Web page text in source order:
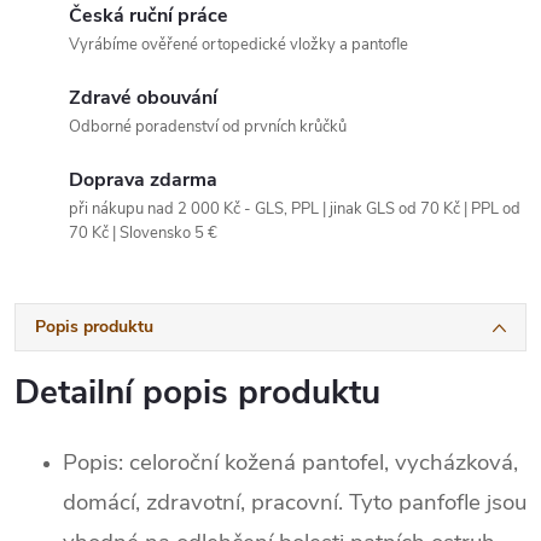
Česká ruční práce
Vyrábíme ověřené ortopedické vložky a pantofle
Zdravé obouvání
Odborné poradenství od prvních krůčků
Doprava zdarma
při nákupu nad 2 000 Kč - GLS, PPL | jinak GLS od 70 Kč | PPL od
70 Kč | Slovensko 5 €
Popis produktu
Detailní popis produktu
Popis: celoroční kožená pantofel, vycházková,
domácí, zdravotní, pracovní. Tyto panfofle jsou